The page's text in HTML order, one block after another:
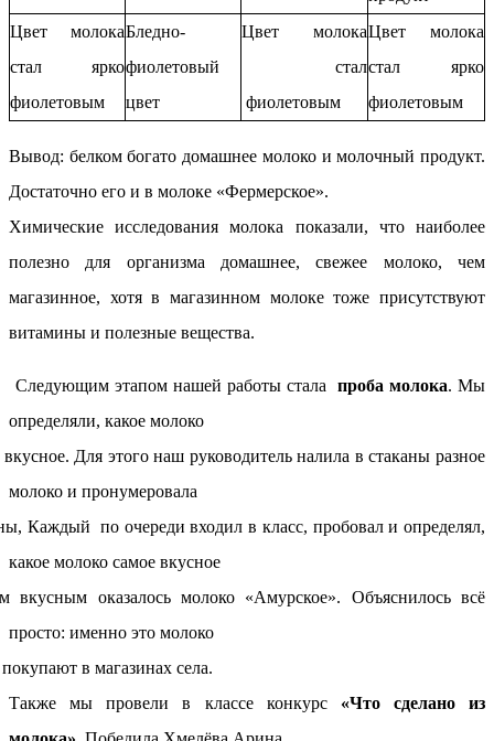
Цвет молока
стал ярко
фиолетовым
Бледно-
фиолетовый
цвет
Цвет молока
стал
фиолетовым
Цвет молока
стал ярко
фиолетовым
Вывод: белком богато домашнее молоко и молочный продукт.
Достаточно его и в молоке «Фермерское».
Химические исследования молока показали, что наиболее
полезно для организма домашнее, свежее молоко, чем
магазинное, хотя в магазинном молоке тоже присутствуют
витамины и полезные вещества.
этапом нашей работы сталапроба молока. Мы
определяли, какое молоко
вкусное. Для этого наш руководитель налила в стаканы разное
молоко и пронумеровала
Каждый по очереди входил в класс, пробовал и определял,
какое молоко самое вкусное
вкусным оказалось молоко «Амурское». Объяснилось всё
просто: именно это молоко
в магазинах села.
Также мы провели в классе конкурс «Что сделано из